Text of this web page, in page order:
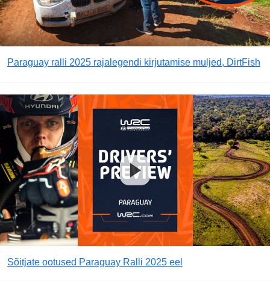
Paraguay ralli 2025 rajalegendi kirjutamise muljed, DirtFish
Sõitjate ootused Paraguay Ralli 2025 eel